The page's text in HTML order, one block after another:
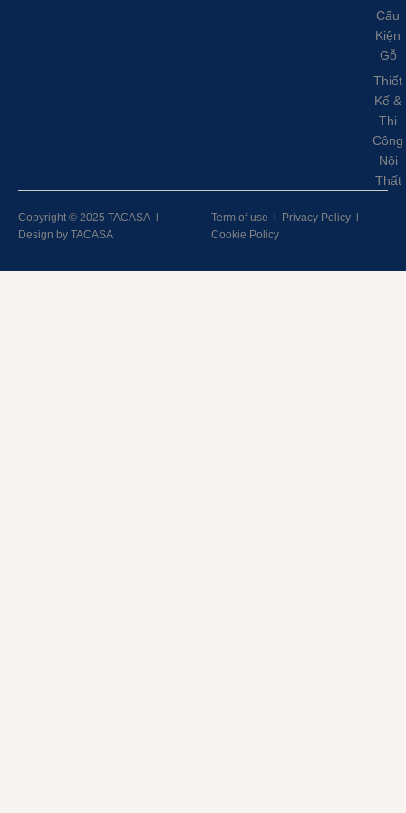
Cấu
Kiện
Gỗ
Thiết
Kế &
Thi
Công
Nội
Thất
Copyright © 2025 TACASA l
Design by TACASA
Term of use l Privacy Policy l
Cookie Policy